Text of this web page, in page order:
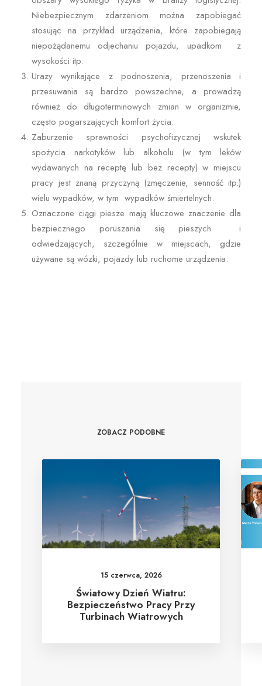
Niebezpiecznym zdarzeniom można zapobiegać
stosując na przykład urządzenia, które zapobiegają
niepożądanemu odjechaniu pojazdu, upadkom z
wysokości itp.
Urazy wynikające z podnoszenia, przenoszenia i
przesuwania są bardzo powszechne, a prowadzą
również do długoterminowych zmian w organizmie,
często pogarszających komfort życia.
Zaburzenie sprawności psychofizycznej wskutek
spożycia narkotyków lub alkoholu (w tym leków
wydawanych na receptę lub bez recepty) w miejscu
pracy jest znaną przyczyną (zmęczenie, senność itp.)
wielu wypadków, w tym wypadków śmiertelnych.
Oznaczone ciągi piesze mają kluczowe znaczenie dla
bezpiecznego poruszania się pieszych i
odwiedzających, szczególnie w miejscach, gdzie
używane są wózki, pojazdy lub ruchome urządzenia.
ZOBACZ PODOBNE
15 czerwca, 2026
Światowy Dzień Wiatru:
Bezpieczeństwo Pracy Przy
Turbinach Wiatrowych